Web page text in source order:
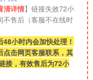
清详情】链接失效72小
不售后（客服不在线时
48小时内会加快处理！
点击网页客服联系，其
接，有效售后为72小